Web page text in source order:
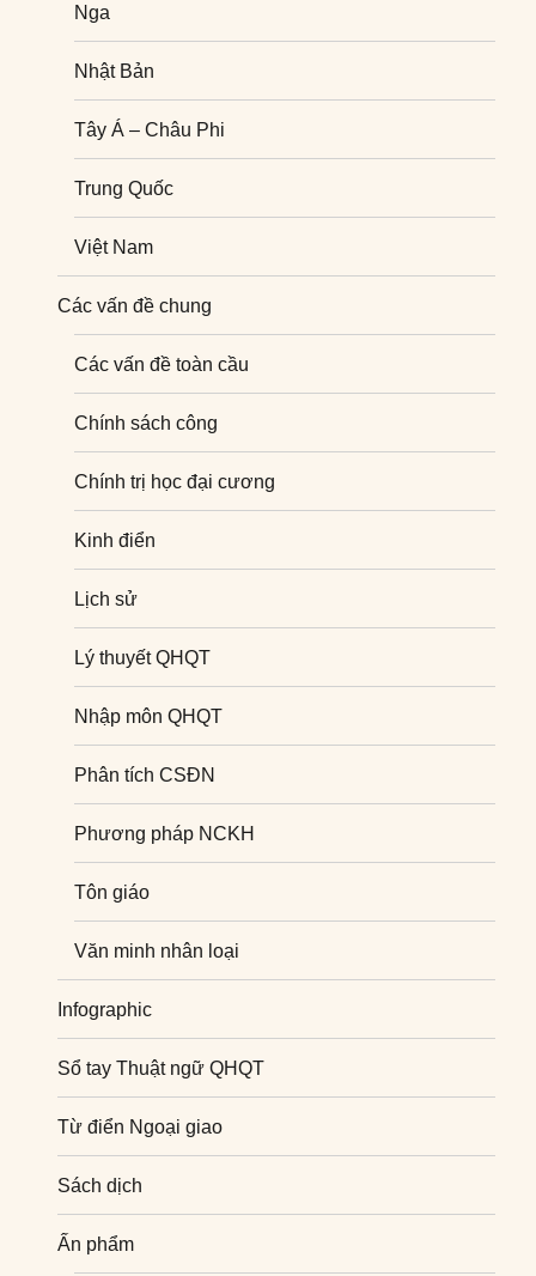
Nghiên cứu quốc tế
Nga
Nhật Bản
Tây Á – Châu Phi
Trung Quốc
Việt Nam
Các vấn đề chung
Các vấn đề toàn cầu
Chính sách công
Chính trị học đại cương
Kinh điển
Lịch sử
Lý thuyết QHQT
Nhập môn QHQT
Phân tích CSĐN
Phương pháp NCKH
Tôn giáo
Văn minh nhân loại
Infographic
Sổ tay Thuật ngữ QHQT
Từ điển Ngoại giao
Sách dịch
Ấn phẩm